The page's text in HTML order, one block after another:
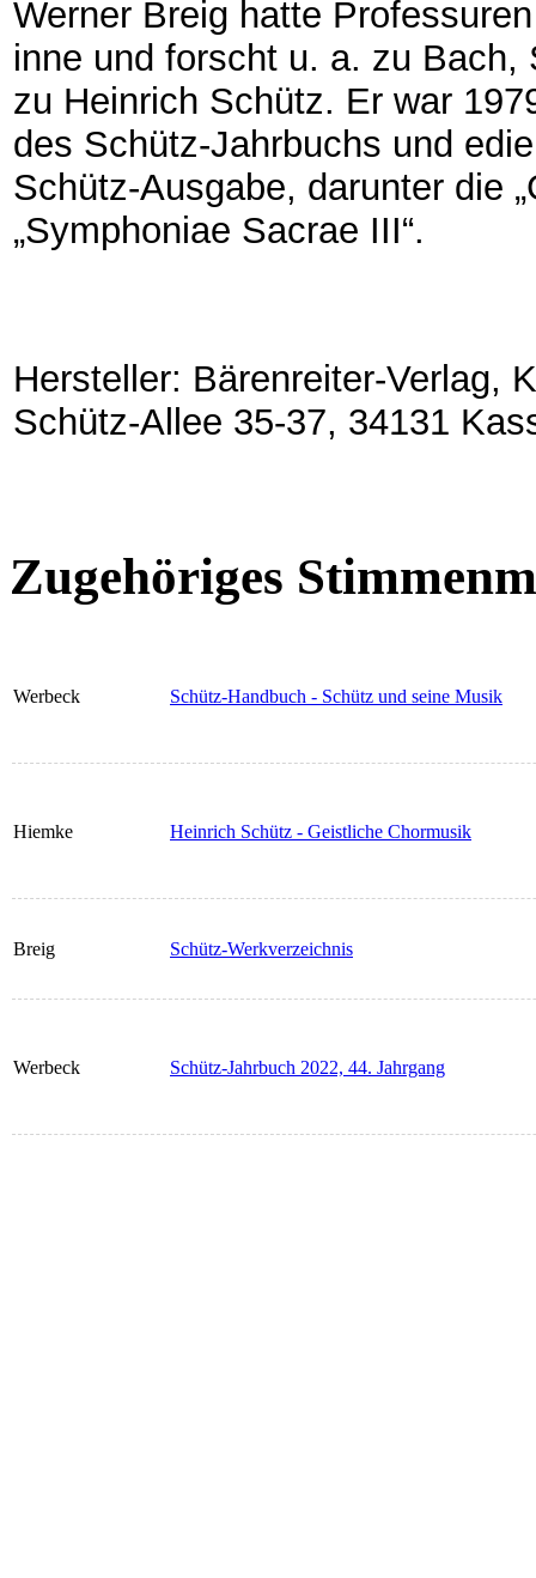
Werner Breig hatte
inne und forscht u. a. zu Bach,
zu Heinrich Schütz. Er war
des Schütz-Jahrbuchs und
Schütz-Ausgabe, darunter die
„Symphoniae Sacrae III“.
Hersteller: Bärenreiter-Verlag,
Schütz-Allee 35-37, 34131
Zugehöriges
Werbeck Schütz-Handbuch - Schütz und seine Musik
Hiemke Heinrich Schütz - Geistliche Chormusik
Breig Schütz-Werkverzeichnis
Werbeck Schütz-Jahrbuch 2022, 44. Jahrgang